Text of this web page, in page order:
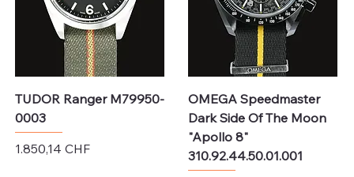
TUDOR Ranger M79950-
0003
Preis
1.850,14 CHF
OMEGA Speedmaster
Dark Side Of The Moon
"Apollo 8"
310.92.44.50.01.001